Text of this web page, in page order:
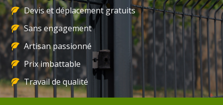
Devis et déplacement gratuits
Sans engagement
Artisan passionné
Prix imbattable
Travail de qualité